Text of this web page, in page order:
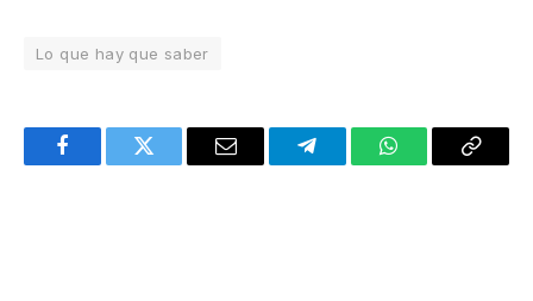
Lo que hay que saber
FacebookTwitter Email TelegramWhatsAppCopy